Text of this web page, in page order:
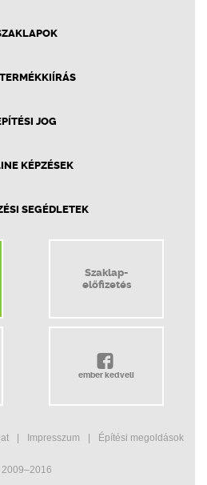
JOG
KÉPZÉSEK
SEGÉDLETEK
Szaklap-
előfizetés
ember kedveli
Impresszum Építési megoldások